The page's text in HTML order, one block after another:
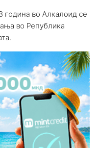
година во Алкалоид се
во Република